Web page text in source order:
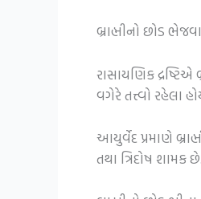
બ્રાહ્મીનો છોડ
રાસાયણિક દ્રષ્ટિએ
વગેરે તત્ત્વો રહેલા
આયુર્વેદ પ્રમાણે
તથા ત્રિદોષ